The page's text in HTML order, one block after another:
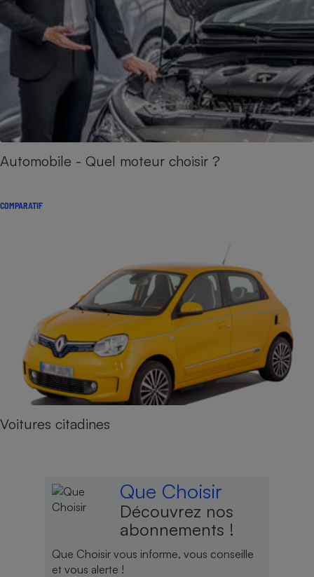
Automobile - Quel moteur choisir ?
COMPARATIF
Voitures citadines
Que Choisir
Découvrez nos
abonnements !
Que Choisir vous informe, vous conseille
et vous alerte !